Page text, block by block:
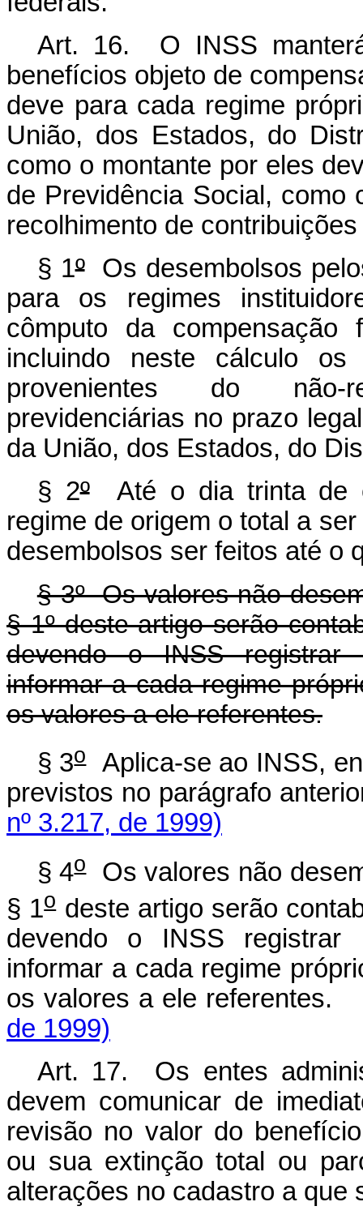
Art. 16. O INSS
benefícios objeto de
deve para cada regime
União, dos Estados, do
como o montante por eles
de Previdência Social, como
recolhimento de
§ 1ºOs desembolsos
para os regimes
cômputo da
incluindo neste cálculo os
provenientes do não-
previdenciárias no prazo
da União, dos Estados, do
§ 2ºAté o dia trinta de
regime de origem o total a
desembolsos ser feitos até o
§ 3º Os valores não
§ 1º deste artigo serão
devendo o INSS registrar
informar a cada regime
os valores a ele referentes.
§ 3oAplica-se ao INSS,
previstos no parágrafo
nº 3.217, de 1999)
§ 4oOs valores não
§ 1odeste artigo serão
devendo o INSS registrar
informar a cada regime
os valores a ele
de 1999)
Art. 17. Os entes
devem comunicar de
revisão no valor do
ou sua extinção total ou
alterações no cadastro a que